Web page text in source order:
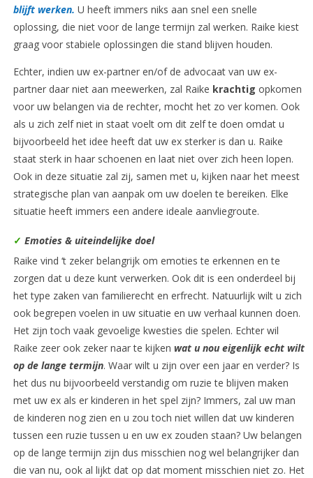
blijft werken. U heeft immers niks aan snel een snelle
oplossing, die niet voor de lange termijn zal werken. Raike kiest
graag voor stabiele oplossingen die stand blijven houden.
Echter, indien uw ex-partner en/of de advocaat van uw ex-
partner daar niet aan meewerken, zal Raike krachtig opkomen
voor uw belangen via de rechter, mocht het zo ver komen. Ook
als u zich zelf niet in staat voelt om dit zelf te doen omdat u
bijvoorbeeld het idee heeft dat uw ex sterker is dan u. Raike
staat sterk in haar schoenen en laat niet over zich heen lopen.
Ook in deze situatie zal zij, samen met u, kijken naar het meest
strategische plan van aanpak om uw doelen te bereiken. Elke
situatie heeft immers een andere ideale aanvliegroute.
✓ Emoties & uiteindelijke doel
Raike vind ‘t zeker belangrijk om emoties te erkennen en te
zorgen dat u deze kunt verwerken. Ook dit is een onderdeel bij
het type zaken van familierecht en erfrecht. Natuurlijk wilt u zich
ook begrepen voelen in uw situatie en uw verhaal kunnen doen.
Het zijn toch vaak gevoelige kwesties die spelen. Echter wil
Raike zeer ook zeker naar te kijken wat u nou eigenlijk echt wilt
op de lange termijn. Waar wilt u zijn over een jaar en verder? Is
het dus nu bijvoorbeeld verstandig om ruzie te blijven maken
met uw ex als er kinderen in het spel zijn? Immers, zal uw man
de kinderen nog zien en u zou toch niet willen dat uw kinderen
tussen een ruzie tussen u en uw ex zouden staan? Uw belangen
op de lange termijn zijn dus misschien nog wel belangrijker dan
die van nu, ook al lijkt dat op dat moment misschien niet zo. Het